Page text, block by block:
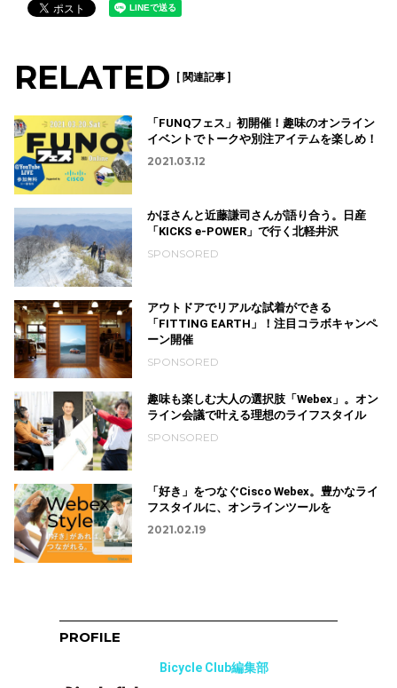
RELATED [ 関連記事 ]
「FUNQフェス」初開催！趣味のオンライン
イベントでトークや別注アイテムを楽しめ！
2021.03.12
かほさんと近藤謙司さんが語り合う。日産
「KICKS e-POWER」で行く北軽井沢
SPONSORED
アウトドアでリアルな試着ができる
「FITTING EARTH」！注目コラボキャンペ
ーン開催
SPONSORED
趣味も楽しむ大人の選択肢「Webex」。オン
ライン会議で叶える理想のライフスタイル
SPONSORED
「好き」をつなぐCisco Webex。豊かなライ
フスタイルに、オンラインツールを
2021.02.19
PROFILE
Bicycle Club編集部